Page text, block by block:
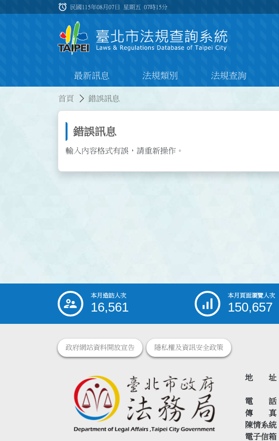
:::
alarm 民國115年08月07日 星期五07時15分
最新訊息 法規類別 法規查詢
首頁 錯誤訊息
錯誤訊息
輸入內容格式有誤，請重新操作。
::: 本月造訪人次
16,561
本月頁面瀏覽人次
150,657
政府網站資料開放宣告 隱私權及資訊安全政策
地 址
電 話
傳 真
陳情系統
電子信箱